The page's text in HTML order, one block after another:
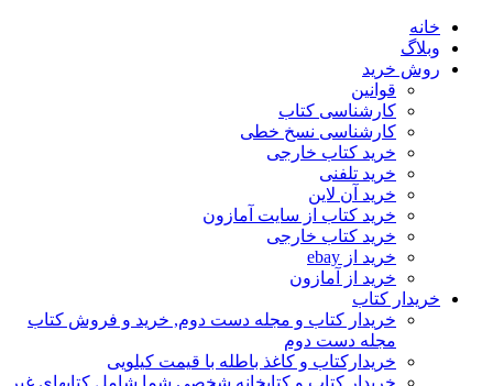
خانه
وبلاگ
روش خرید
قوانین
کارشناسی کتاب
کارشناسی نسخ خطی
خرید کتاب خارجی
خرید تلفنی
خرید آن لاین
خرید کتاب از سایت آمازون
خرید کتاب خارجی
خرید از ebay
خرید از آمازون
خریدار کتاب
خریدار کتاب و مجله دست دوم, خرید و فروش کتاب
مجله دست دوم
خریدارکتاب و کاغذ باطله با قیمت کیلویی